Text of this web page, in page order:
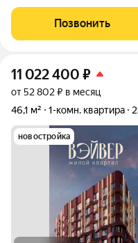
1-комнатной квартиры в
Девелоперской компании
Позвонить
11 022 400 ₽
от 52 802 ₽ в месяц
46,1 м²
1-комн. квартира
новостройка